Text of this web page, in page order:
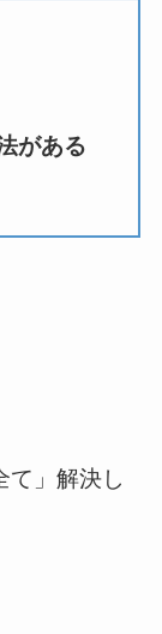
がある
て」解決し